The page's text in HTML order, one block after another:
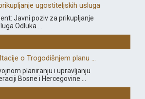
ugostiteljskih usluga
Javni poziv za prikupljanje
Odluka ...
o Trogodišnjem planu ...
planiranju i upravljanju
Bosne i Hercegovine ...